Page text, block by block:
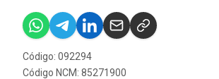
Código: 092294
Código NCM: 85271900